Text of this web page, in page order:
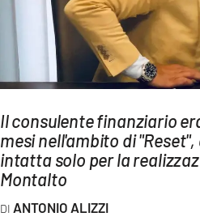
Streaming
LAC TV
LAC NETWORK
LAC ONAIR
LaC
Network
LACPLAY.IT
Il consulente finanziario
mesi nell'ambito di
intatta solo per la
Montalto
ANTONIO ALIZZI